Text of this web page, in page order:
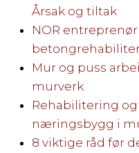
Årsak og tiltak
NOR
Mur og puss
murverk
Rehabilitering
næringsbygg i
8 viktige råd før